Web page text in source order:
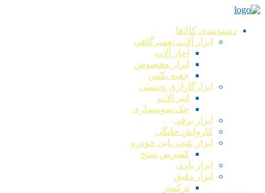
دسته‌بندی کالاها
ابزار آلات تعمیرگاهی
آچار آلات
ابزار مخصوص
جعبه بکس
ابزارگاراژی ودستی
انبر آلات
جک سوسماری
ابزار برقی
کارواش خانگی
ابزار عیب یابی خودرو
کمپرس سنج
ابزار بادی
ابزار دقیق
ترکمتر